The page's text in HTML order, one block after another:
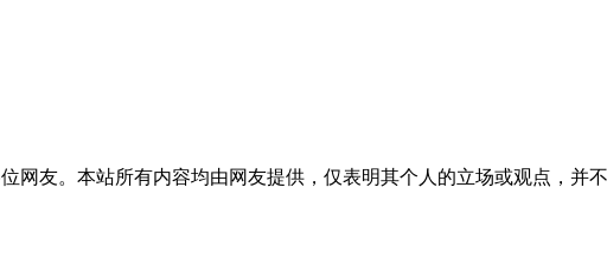
网友。本站所有内容均由网友提供，仅表明其个人的立场或观点，并